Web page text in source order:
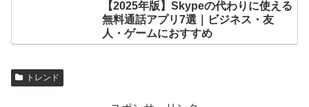
【2025年版】Skypeの代わりに使える
無料通話アプリ7選｜ビジネス・友
人・ゲームにおすすめ
トレンド